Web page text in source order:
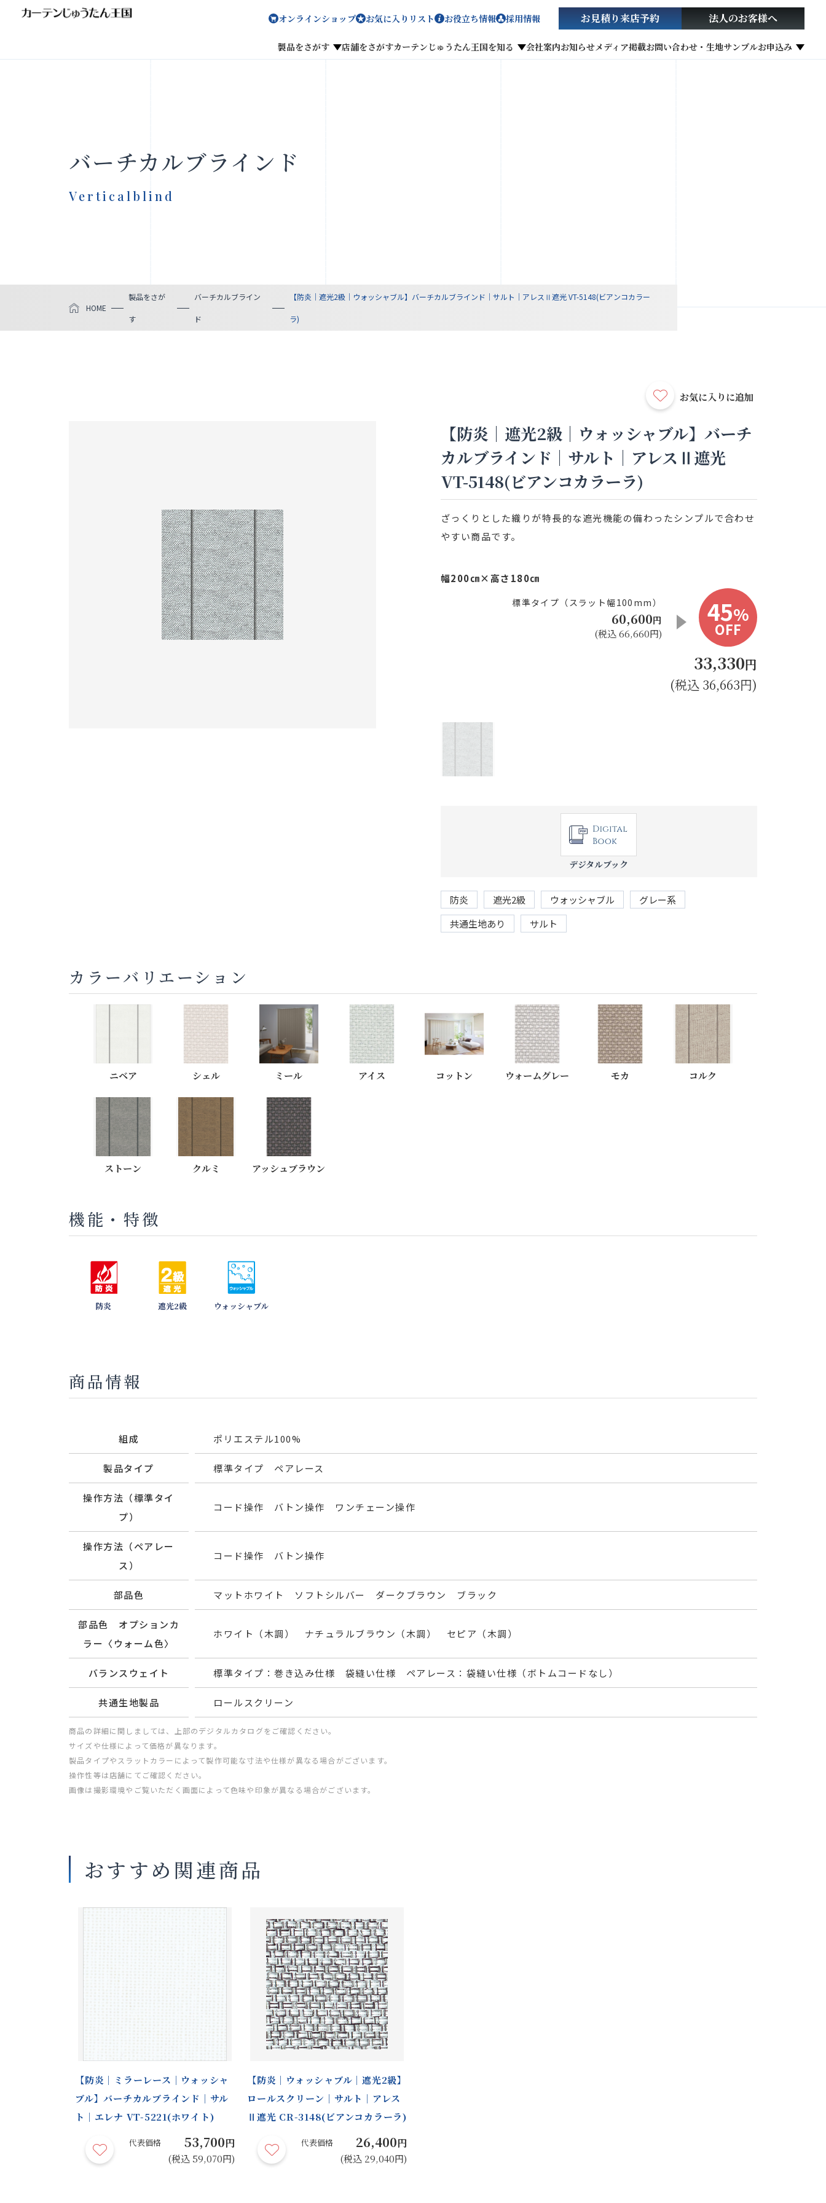
オンラインショップ お気に入りリスト お役立ち情報 採用情報
製品をさがす 店舗をさがすカーテンじゅうたん王国を知る 会社案内お知らせメディア掲載お問い合わせ・生地サンプルお申込み
お見積り来店予約 法人のお客様へ
製品をさがす
バーチカルブラインド
Verticalblind
HOME
製品をさが
す
バーチカルブライン
ド
【防炎｜遮光2級｜ウォッシャブル】バーチカルブラインド｜サルト｜アレスⅡ遮光 VT-5148(ビアンコカラー
ラ)
お気に入りに追加
【防炎｜遮光2級｜ウォッシャブル】バーチ
カルブラインド｜サルト｜アレスⅡ遮光
VT-5148(ビアンコカラーラ)
ざっくりとした織りが特長的な遮光機能の備わったシンプルで合わせ
やすい商品です。
幅200㎝×高さ180㎝
標準タイプ（スラット幅100mm）
60,600円
(税込 66,660円)
45%
OFF
33,330円
(税込 36,663円)
デジタルブック
防炎 遮光2級 ウォッシャブル
グレー系
共通生地あり
サルト
カラーバリエーション
ニベア シェル ミール アイス コットン ウォームグレー モカ コルク
ストーン クルミ アッシュブラウン
機能・特徴
防炎 遮光2級 ウォッシャブル
商品情報
組成 ポリエステル100%
製品タイプ 標準タイプ ペアレース
操作方法（標準タイ
プ）
コード操作 バトン操作 ワンチェーン操作
操作方法（ペアレー
ス）
コード操作 バトン操作
部品色 マットホワイト ソフトシルバー ダークブラウン ブラック
部品色 オプションカ
ラー〈ウォーム色〉
ホワイト（木調） ナチュラルブラウン（木調） セピア（木調）
バランスウェイト 標準タイプ：巻き込み仕様 袋縫い仕様 ペアレース：袋縫い仕様（ボトムコードなし）
共通生地製品 ロールスクリーン
商品の詳細に関しましては、上部のデジタルカタログをご確認ください。
サイズや仕様によって価格が異なります。
製品タイプやスラットカラーによって製作可能な寸法や仕様が異なる場合がございます。
操作性等は店舗にてご確認ください。
画像は撮影環境やご覧いただく画面によって色味や印象が異なる場合がございます。
おすすめ関連商品
【防炎｜ミラーレース｜ウォッシャ
ブル】バーチカルブラインド｜サル
ト｜エレナ VT-5221(ホワイト)
代表価格 53,700円
(税込 59,070円)
【防炎｜ウォッシャブル｜遮光2級】
ロールスクリーン｜サルト｜アレス
Ⅱ遮光 CR-3148(ビアンコカラーラ)
代表価格 26,400円
(税込 29,040円)